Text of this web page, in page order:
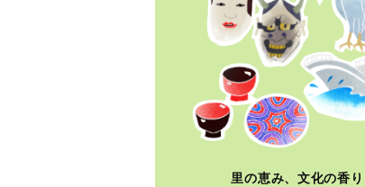
里の恵み、文化の香り